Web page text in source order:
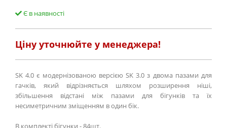
Є в наявності
Ціну уточнюйте у менеджера!
SK 4.0 є модернізованою версією SK 3.0 з двома пазами для
гачків, який відрізняється шляхом розширення ніші,
збільшення відстані між пазами для бігунків та їх
несиметричним зміщенням в один бік.
В комплекті бігунки - 84шт.